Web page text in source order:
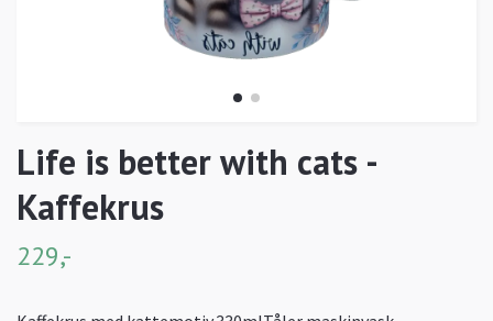
Life is better with cats -
Kaffekrus
229,-